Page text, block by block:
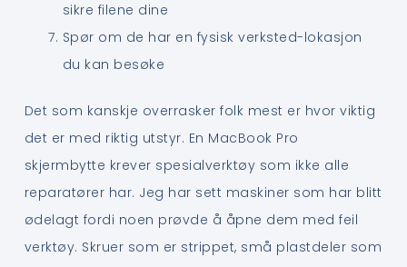
sikre filene dine
Spør om de har en fysisk verksted-lokasjon
du kan besøke
Det som kanskje overrasker folk mest er hvor viktig
det er med riktig utstyr. En MacBook Pro
skjermbytte krever spesialverktøy som ikke alle
reparatører har. Jeg har sett maskiner som har blitt
ødelagt fordi noen prøvde å åpne dem med feil
verktøy. Skruer som er strippet, små plastdeler som